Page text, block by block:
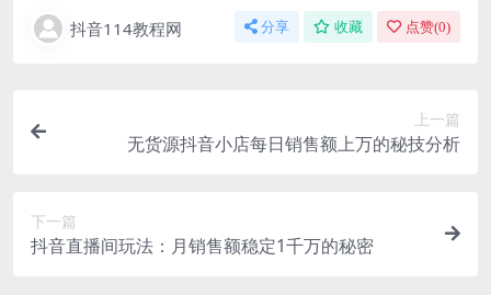
抖音114教程网 分享 收藏 点赞(0)
上一篇
无货源抖音小店每日销售额上万的秘技分析
下一篇
抖音直播间玩法：月销售额稳定1千万的秘密